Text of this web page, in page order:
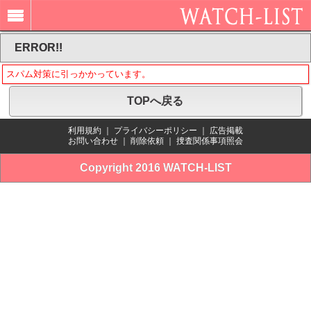
ERROR!!
スパム対策に引っかかっています。
TOPへ戻る
利用規約 プライバシーポリシー
広告掲載
お問い合わせ
削除依頼 捜査関係事項照会
Copyright 2016 WATCH-LIST